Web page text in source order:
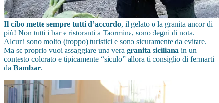
Il cibo mette sempre tutti d’accordo, il gelato o la granita ancor di
più! Non tutti i bar e ristoranti a Taormina, sono degni di nota.
Alcuni sono molto (troppo) turistici e sono sicuramente da evitare.
Ma se proprio vuoi assaggiare una vera granita siciliana in un
contesto colorato e tipicamente “siculo” allora ti consiglio di fermarti
da Bambar.